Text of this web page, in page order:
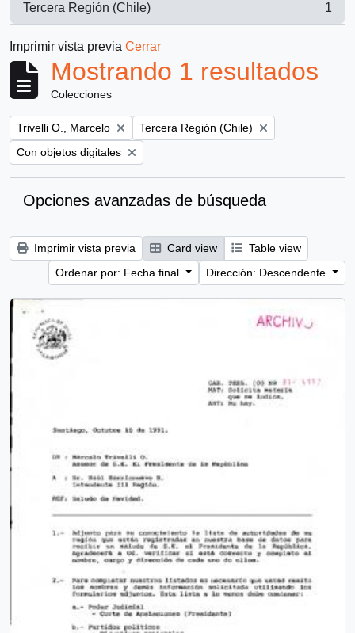
Tercera Región (Chile)
, 1 resultados
1
Imprimir vista previa Cerrar
Mostrando 1 resultados
Colecciones
Remove filter:
Trivelli O., Marcelo Remove filter:
Tercera Región (Chile)
Remove filter:
Con objetos digitales
Opciones avanzadas de búsqueda
Imprimir vista previa Card view
Table view
Ordenar por: Fecha final
Dirección: Descendente